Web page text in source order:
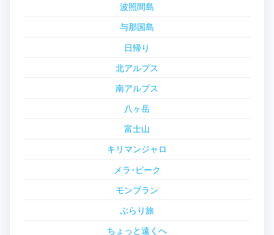
波照間島
与那国島
日帰り
北アルプス
南アルプス
八ヶ岳
富士山
キリマンジャロ
メラ･ピーク
モンブラン
ぶらり旅
ちょっと遠くへ